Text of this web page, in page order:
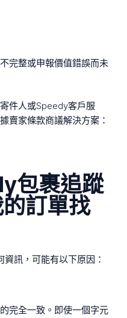
完整或申報價值錯誤而未
件人或Speedy客戶服
賣家條款商議解決方案：
包裹追蹤
訂單找
訊，可能有以下原因：
完全一致。即使一個字元